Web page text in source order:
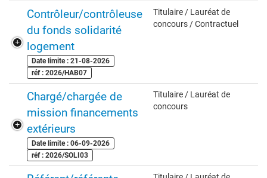
Contrôleur/contrôleuse
du fonds solidarité
logement
Date limite : 21-08-2026
réf : 2026/HAB07
Titulaire / Lauréat de
concours / Contractuel
Chargé/chargée de
mission financements
extérieurs
Date limite : 06-09-2026
réf : 2026/SOLI03
Titulaire / Lauréat de
concours